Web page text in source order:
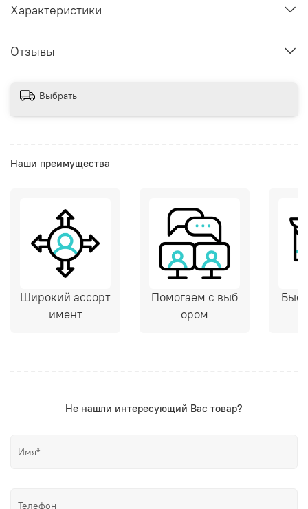
Характеристики
Отзывы
Выбрать
Наши преимущества
Широкий ассорт
имент
Помогаем с выб
ором
Не нашли интересующий Вас товар?